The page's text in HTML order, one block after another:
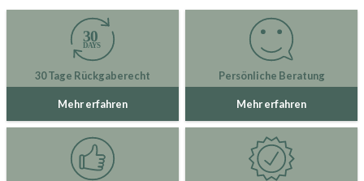
30 Tage Rückgaberecht
Mehr erfahren
Persönliche Beratung
Mehr erfahren